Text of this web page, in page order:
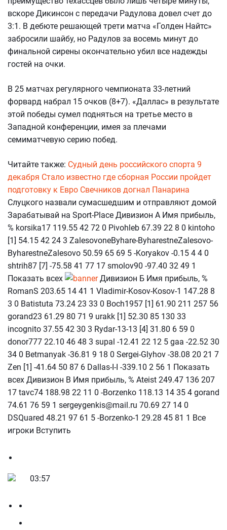
вскоре Дикинсон с передачи Радулова довел счет до
3:1. В дебюте решающей трети матча «Голден Найтс»
забросили шайбу, но Радулов за восемь минут до
финальной сирены окончательно убил все надежды
гостей на очки.
В 25 матчах регулярного чемпионата 33-летний
форвард набрал 15 очков (8+7). «Даллас» в результате
этой победы сумел подняться на третье место в
Западной конференции, имея за плечами
семиматчевую серию побед.
Читайте также: Судный день российского спорта 9
декабря Стало известно где сборная России пройдет
подготовку к Евро Свечников догнал Панарина
Слуцкого назвали сумасшедшим и отправляют домой
Зарабатывай на Sport-Place Дивизион А Имя прибыль,
% korsika17 119.55 42 72 0 Pivohleb 67.39 22 8 0 kintoho
[1] 54.15 42 24 3 ZalesovoneByhare-ByharestneZalesovo-
ByharestneZalesovo 50.59 65 69 5 -Koryakov -0.15 4 4 0
shtrih87 [7] -75.58 41 77 17 smolov90 -97.40 32 49 1
Показать всех
Дивизион Б Имя прибыль, %
RomanS 203.65 14 41 1 Vladimir-Kosov-Kosov-1 147.28 8
3 0 Batistuta 73.24 23 33 0 Boch1957 [1] 61.90 211 257 56
gorand23 61.29 80 71 9 urakk [1] 52.30 85 130 33
incognito 37.55 42 30 3 Rydar-13-13 [4] 31.80 6 59 0
donor777 22.10 46 48 3 supal -12.41 22 12 5 gaa -22.52 30
34 0 Betmanyak -36.81 9 18 0 Sergei-Glyhov -38.08 20 21 7
Zen [1] -41.64 50 87 6 Dallas-I-I -339.10 2 56 1 Показать
всех Дивизион В Имя прибыль, % Ateist 249.47 136 207
17 tavc74 188.98 22 11 0 -Borzenko 118.13 14 35 4 gorand
74.61 76 59 1 sergeygenkis@mail.ru 70.69 27 14 0
DSQuared 48.21 97 61 5 -Borzenko-1 29.28 45 81 1 Все
игроки Вступить
03:57